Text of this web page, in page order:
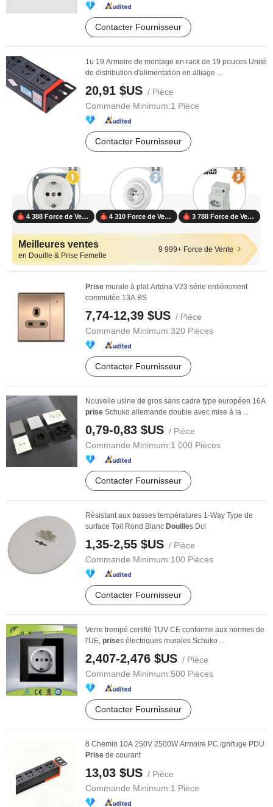
Contacter Fournisseur
1u 19 Armoire de montage en rack de 19 pouces Unité
de distribution d'alimentation en alliage ...
20,91 $US / Pièce
Commande Minimum:1 Pièce
Contacter Fournisseur
4 388 Force de Vente 4 310 Force de Vente 3 788 Force de Vente
Meilleures ventes
en Douille & Prise Femelle
9 999+ Force de Vente
Prise murale à plat Artdna V23 série entièrement
commutée 13A BS
7,74-12,39 $US / Pièce
Commande Minimum:320 Pièces
Contacter Fournisseur
Nouvelle usine de gros sans cadre type européen 16A
prise Schuko allemande double avec mise à la ...
0,79-0,83 $US / Pièce
Commande Minimum:1 000 Pièces
Contacter Fournisseur
Résistant aux basses températures 1-Way Type de
surface Toit Rond Blanc Douilles Dcl
1,35-2,55 $US / Pièce
Commande Minimum:100 Pièces
Contacter Fournisseur
Verre trempé certifié TUV CE conforme aux normes de
l'UE, prises électriques murales Schuko ...
2,407-2,476 $US / Pièce
Commande Minimum:500 Pièces
Contacter Fournisseur
8 Chemin 10A 250V 2500W Armoire PC ignifuge PDU
Prise de courant
13,03 $US / Pièce
Commande Minimum:1 Pièce